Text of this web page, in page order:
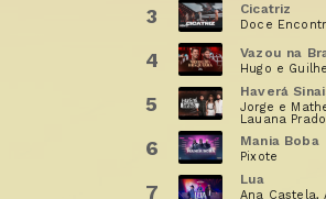
3 Cicatriz
Doce
4 Vazou na
Hugo e
5
Haverá
Jorge e
Lauana Prado
6 Mania Boba
Pixote
7
Lua
Ana Castela,